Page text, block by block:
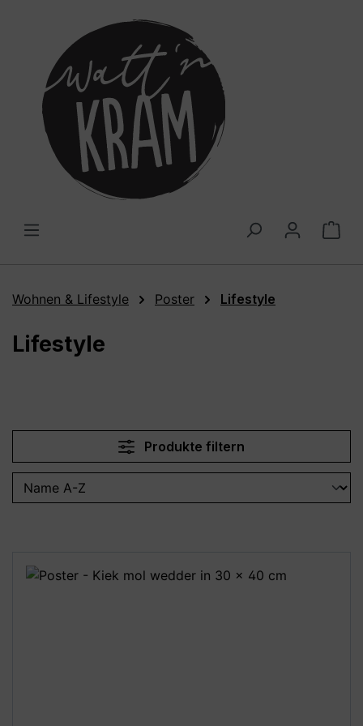
Wohnen & Lifestyle Poster Lifestyle
Lifestyle
Produkte filtern